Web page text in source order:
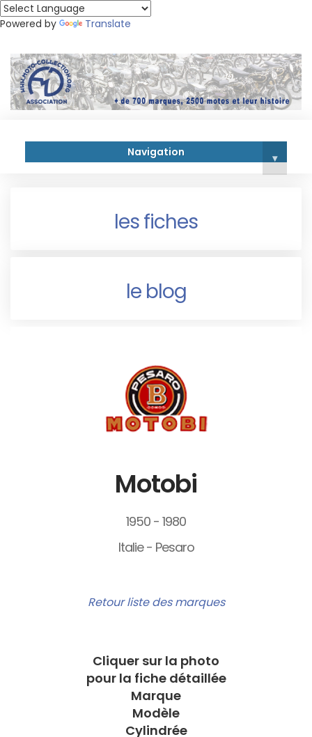
Powered by Translate
Navigation ▾
les fiches
le blog
Motobi
1950 - 1980
Italie - Pesaro
Retour liste des marques
Cliquer sur la photo
pour la fiche détaillée
Marque
Modèle
Cylindrée